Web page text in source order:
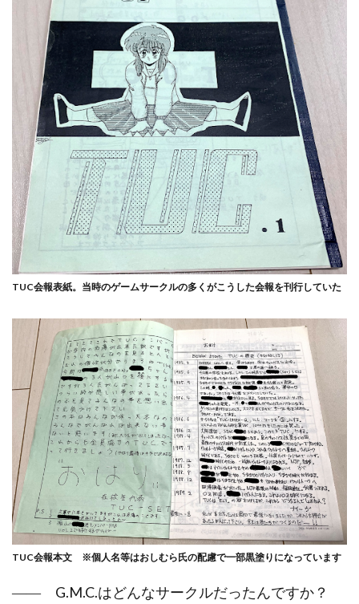
TUC会報表紙。当時のゲームサークルの多くがこうした会報を刊行していた
TUC会報本文 ※個人名等はおしむら氏の配慮で一部黒塗りになっています
―― G.M.C.はどんなサークルだったんですか？